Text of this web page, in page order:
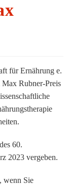
für Ernährung e.
Rubner-Preis
60.
2023 vergeben.
wenn Sie